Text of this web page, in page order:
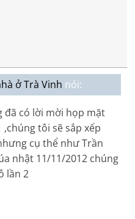
ở Trà Vinh nói:
có lời mời họp mặt
,chúng tôi sẽ sắp xếp
cụ thể như Trần
nhật 11/11/2012 chúng
lần 2